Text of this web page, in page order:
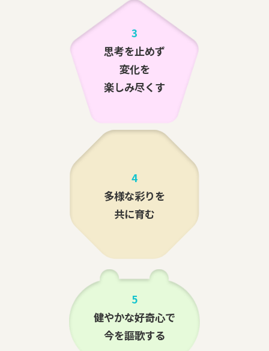
3
思考を止めず
変化を
楽しみ尽くす
4
多様な彩りを
共に育む
5
健やかな好奇心で
今を謳歌する